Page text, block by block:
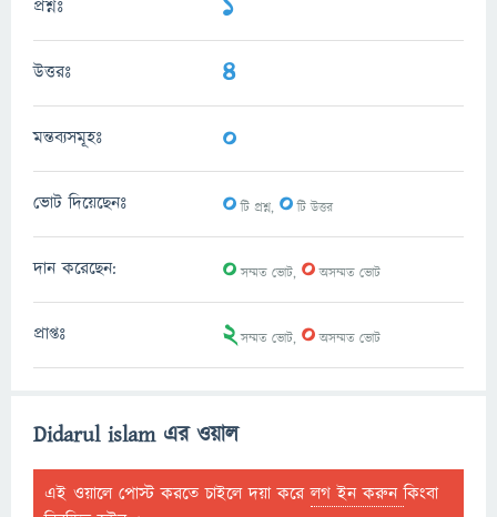
প্রশ্নঃ
উত্তরঃ 4
মন্তব্যসমূহঃ 0
ভোট দিয়েছেনঃ 0টি প্রশ্ন, 0টি উত্তর
দান করেছেন: 0সম্মত ভোট, 0অসম্মত ভোট
প্রাপ্তঃ 2সম্মত ভোট, 0অসম্মত ভোট
Didarul islam এর ওয়াল
এই ওয়ালে পোস্ট করতে চাইলে দয়া করেলগ ইন করুনকিংবা